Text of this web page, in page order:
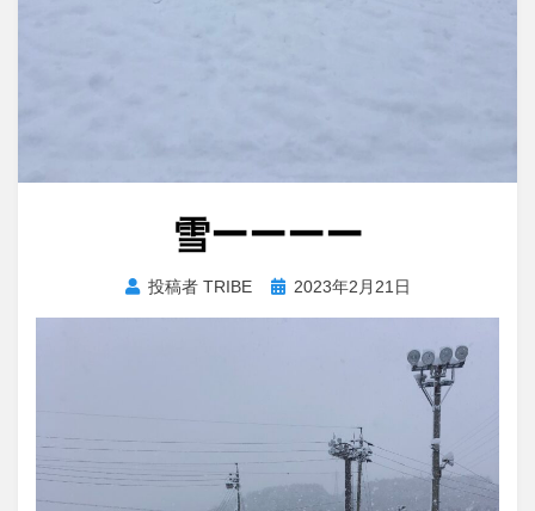
雪ーーーー
投稿者 TRIBE
投 2023年2月21日